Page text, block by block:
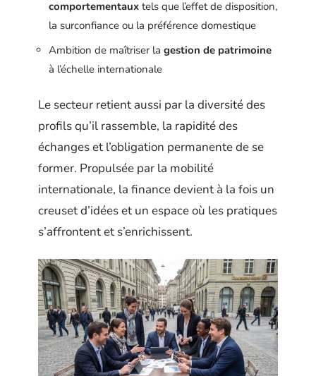
comportementaux tels que l’effet de disposition,
la surconfiance ou la préférence domestique
Ambition de maîtriser la gestion de patrimoine
à l’échelle internationale
Le secteur retient aussi par la diversité des
profils qu’il rassemble, la rapidité des
échanges et l’obligation permanente de se
former. Propulsée par la mobilité
internationale, la finance devient à la fois un
creuset d’idées et un espace où les pratiques
s’affrontent et s’enrichissent.